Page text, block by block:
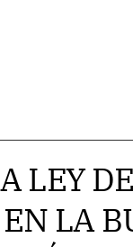
LEY
LA